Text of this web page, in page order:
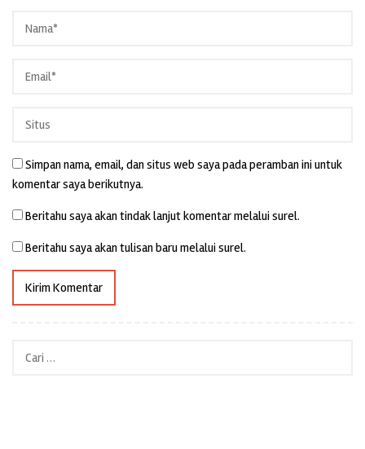
Simpan nama, email, dan situs web saya pada peramban ini untuk
komentar saya berikutnya.
Beritahu saya akan tindak lanjut komentar melalui surel.
Beritahu saya akan tulisan baru melalui surel.